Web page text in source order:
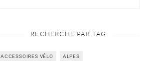
RECHERCHE PAR TAG
ACCESSOIRES VÉLO ALPES